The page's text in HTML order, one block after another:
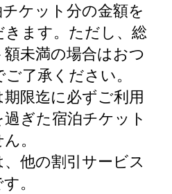
ケット分の金額を
ます。ただし、総
未満の場合はおつ
了承ください。
限迄に必ずご利用
ぎた宿泊チケット
。
他の割引サービス
。